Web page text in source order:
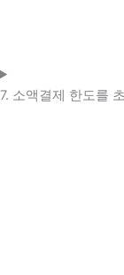
7. 소액결제 한도를